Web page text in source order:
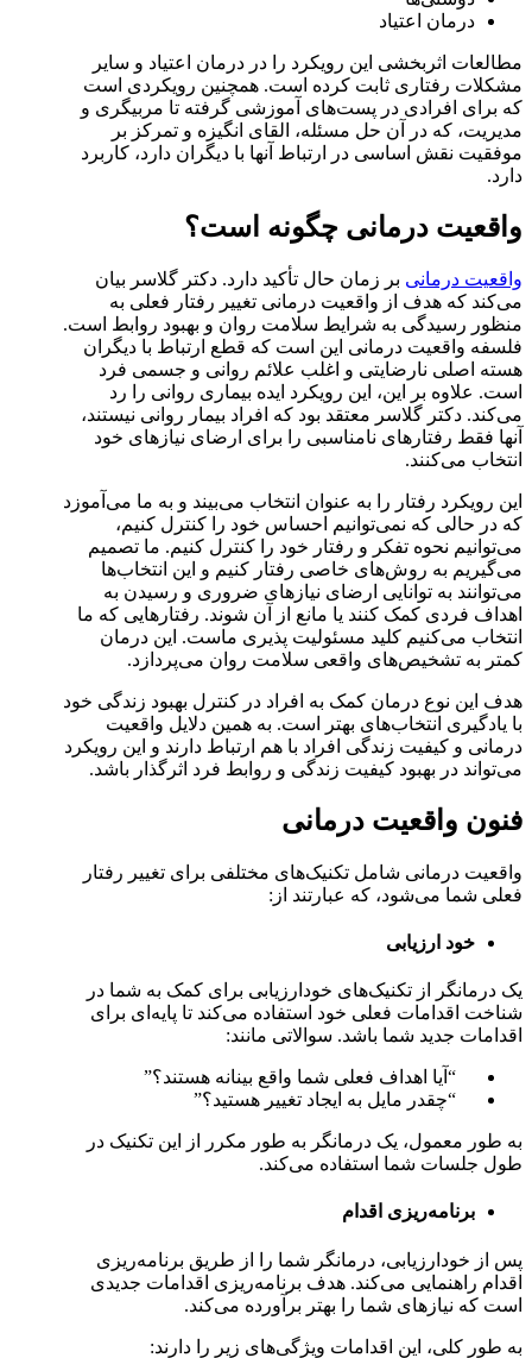
درمان اعتیاد
مطالعات اثربخشی این رویکرد را در درمان اعتیاد و سایر
مشکلات رفتاری ثابت کرده است. همچنین رویکردی است
که برای افرادی در پست‌های آموزشی گرفته تا مربیگری و
مدیریت، که در آن حل مسئله، القای انگیزه و تمرکز بر
موفقیت نقش اساسی در ارتباط آنها با دیگران دارد، کاربرد
دارد.
واقعیت درمانی چگونه است؟
واقعیت درمانی بر زمان حال تأکید دارد. دکتر گلاسر بیان
می‌کند که هدف از واقعیت درمانی تغییر رفتار فعلی به
منظور رسیدگی به شرایط سلامت روان و بهبود روابط است.
فلسفه واقعیت درمانی این است که قطع ارتباط با دیگران
هسته اصلی نارضایتی و اغلب علائم روانی و جسمی فرد
است. علاوه بر این، این رویکرد ایده بیماری روانی را رد
می‌کند. دکتر گلاسر معتقد بود که افراد بیمار روانی نیستند،
آنها فقط رفتارهای نامناسبی را برای ارضای نیازهای خود
انتخاب می‌کنند.
این رویکرد رفتار را به عنوان انتخاب می‌بیند و به ما می‌آموزد
که در حالی که نمی‌توانیم احساس خود را کنترل کنیم،
می‌توانیم نحوه تفکر و رفتار خود را کنترل کنیم. ما تصمیم
می‌گیریم به روش‌های خاصی رفتار کنیم و این انتخاب‌ها
می‌توانند به توانایی ارضای نیازهای ضروری و رسیدن به
اهداف فردی کمک کنند یا مانع از آن شوند. رفتارهایی که ما
انتخاب می‌کنیم کلید مسئولیت پذیری ماست. این درمان
کمتر به تشخیص‌های واقعی سلامت روان می‌پردازد.
هدف این نوع درمان کمک به افراد در کنترل بهبود زندگی خود
با یادگیری انتخاب‌های بهتر است. به همین دلایل واقعیت
درمانی و کیفیت زندگی افراد با هم ارتباط دارند و این رویکرد
می‌تواند در بهبود کیفیت زندگی و روابط فرد اثرگذار باشد.
فنون واقعیت درمانی
واقعیت درمانی شامل تکنیک‌های مختلفی برای تغییر رفتار
فعلی شما می‌شود، که عبارتند از:
خود ارزیابی
یک درمانگر از تکنیک‌های خودارزیابی برای کمک به شما در
شناخت اقدامات فعلی خود استفاده می‌کند تا پایه‌ای برای
اقدامات جدید شما باشد. سوالاتی مانند:
“آیا اهداف فعلی شما واقع بینانه هستند؟”
“چقدر مایل به ایجاد تغییر هستید؟”
به طور معمول، یک درمانگر به طور مکرر از این تکنیک در
طول جلسات شما استفاده می‌کند.
برنامه‌ریزی اقدام
پس از خودارزیابی، درمانگر شما را از طریق برنامه‌ریزی
اقدام راهنمایی می‌کند. هدف برنامه‌ریزی اقدامات جدیدی
است که نیازهای شما را بهتر برآورده می‌کند.
به طور کلی، این اقدامات ویژگی‌های زیر را دارند: